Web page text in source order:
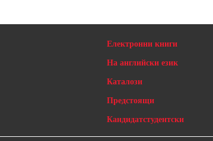
Електронни книги
На английски език
Каталози
Предстоящи
Кандидатстудентски